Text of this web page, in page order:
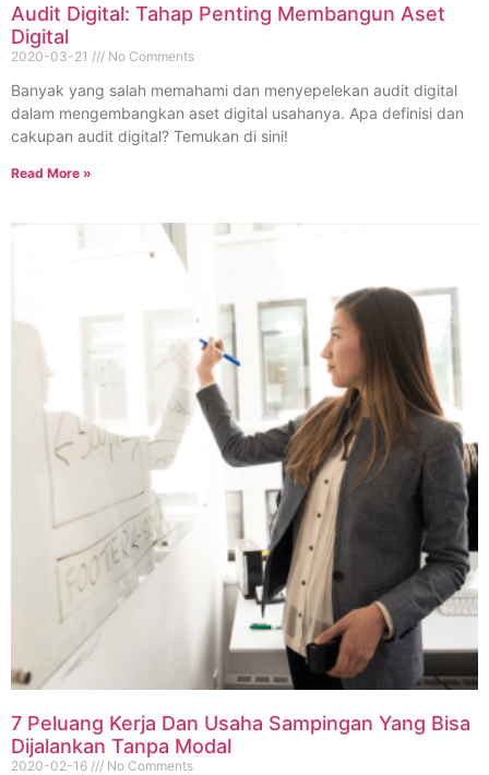
Audit Digital: Tahap Penting Membangun Aset
Digital
2020-03-21 No Comments
Banyak yang salah memahami dan menyepelekan audit digital
dalam mengembangkan aset digital usahanya. Apa definisi dan
cakupan audit digital? Temukan di sini!
Read More »
7 Peluang Kerja Dan Usaha Sampingan Yang Bisa
Dijalankan Tanpa Modal
2020-02-16 No Comments